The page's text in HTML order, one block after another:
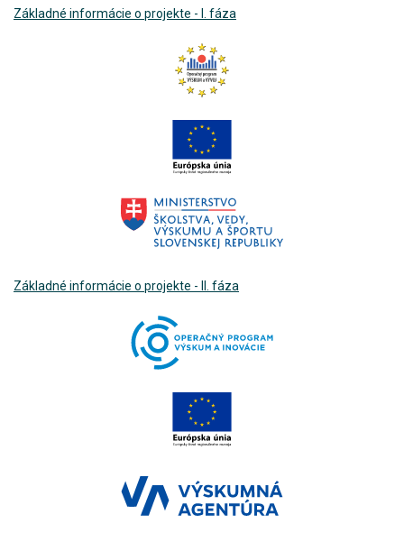
Základné informácie o projekte - I. fáza
Základné informácie o projekte - II. fáza